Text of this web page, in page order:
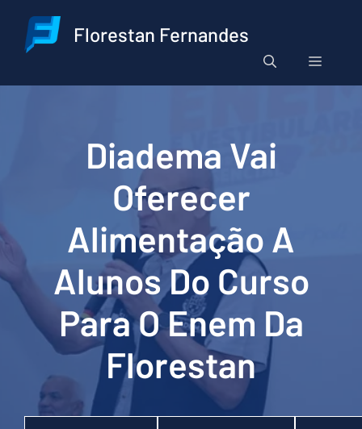
para
Florestan Fernandes
Menu
Diadema Vai
Oferecer
Alimentação A
Alunos Do Curso
Para O Enem Da
Florestan